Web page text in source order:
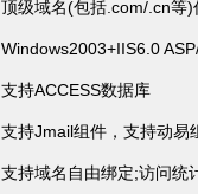
顶级域名(包括.com/.cn等)
Windows2003+IIS6.0
支持ACCESS数据库
支持Jmail组件，支持动易
支持域名自由绑定;访问统